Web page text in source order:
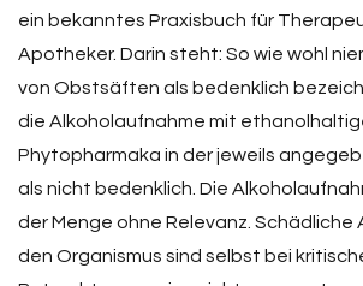
ein bekanntes Praxisbuch für
Apotheker. Darin steht: So wie wohl
von Obstsäften als bedenklich
die Alkoholaufnahme mit
Phytopharmaka in der jeweils
als nicht bedenklich. Die
der Menge ohne Relevanz. Schädliche
den Organismus sind selbst bei